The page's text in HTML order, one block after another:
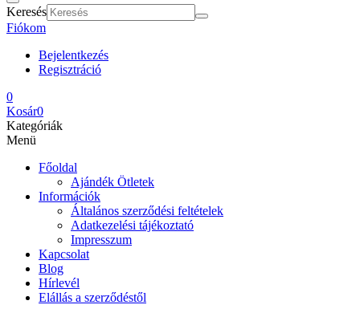
Keresés
Fiókom
Bejelentkezés
Regisztráció
0
Kosár0
Kategóriák
Menü
Főoldal
Ajándék Ötletek
Információk
Általános szerződési feltételek
Adatkezelési tájékoztató
Impresszum
Kapcsolat
Blog
Hírlevél
Elállás a szerződéstől